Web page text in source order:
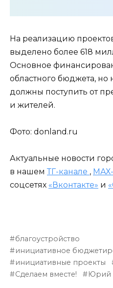
На реализацию
выделено более 618
Основное
областного бюджета, но
должны поступить от
и жителей.
Фото: donland.ru
Актуальные новости
в нашем ТГ-канале ,
соцсетях «Вконтакте» и
благоустройство
инициативное
инициативные проекты
Сделаем вместе!
Юрий